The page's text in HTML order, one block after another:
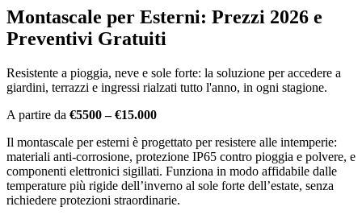
Montascale per Esterni: Prezzi 2026 e
Preventivi Gratuiti
Resistente a pioggia, neve e sole forte: la soluzione per accedere a
giardini, terrazzi e ingressi rialzati tutto l'anno, in ogni stagione.
A partire da €5500 – €15.000
Il montascale per esterni è progettato per resistere alle intemperie:
materiali anti-corrosione, protezione IP65 contro pioggia e polvere, e
componenti elettronici sigillati. Funziona in modo affidabile dalle
temperature più rigide dell’inverno al sole forte dell’estate, senza
richiedere protezioni straordinarie.